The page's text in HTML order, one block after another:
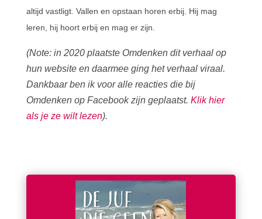
altijd vastligt. Vallen en opstaan horen erbij. Hij mag
leren, hij hoort erbij en mag er zijn.
(Note: in 2020 plaatste Omdenken dit verhaal op
hun website en daarmee ging het verhaal viraal.
Dankbaar ben ik voor alle reacties die bij
Omdenken op Facebook zijn geplaatst. Klik hier
als je ze wilt lezen).